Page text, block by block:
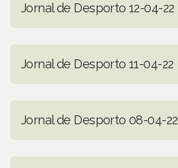
Jornal de Desporto 12-04-22
Jornal de Desporto 11-04-22
Jornal de Desporto 08-04-22